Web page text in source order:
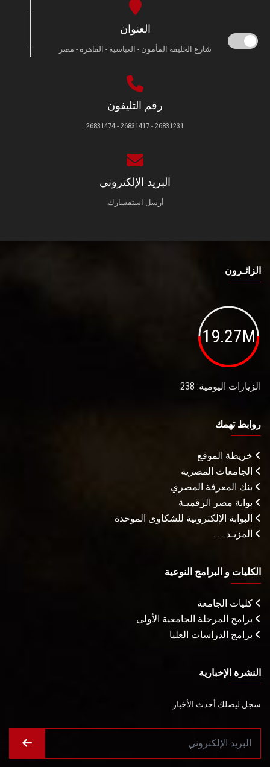
العنوان
شارع الخليفة المأمون - العباسية - القاهرة - مصر
رقم التليفون
26831231 - 26831417 - 26831474
البريد الإلكتروني
أرسل استفسارك.
الزائـرون
19.27M
الزيارات اليومية: 238
روابط تهمك
خريطة الموقع
الجامعات المصرية
بنك المعرفة المصري
بوابة مصر الرقميـة
البوابة الإلكترونية للشكاوى الموحدة
المزيـد . . .
الكليات و البرامج النوعية
كليات الجامعة
برامج المرحلة الجامعية الأولى
برامج الدراسات العليا
النشرة الإخبارية
سجل ليصلك أحدث الأخبار